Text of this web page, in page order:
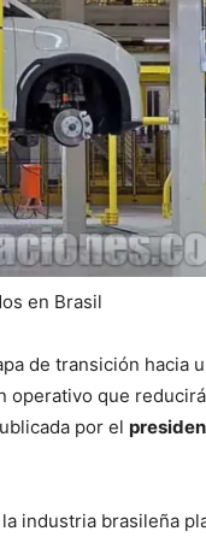
en Brasil
de transición hacia
operativo que
por el
industria brasileña